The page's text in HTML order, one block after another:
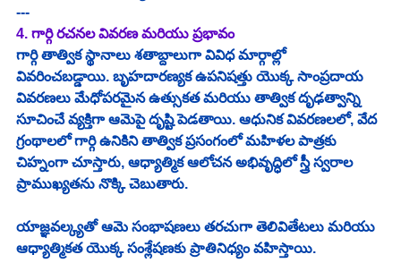
---
4. గార్గి రచనల వివరణ మరియు ప్రభావం
గార్గి తాత్విక స్థానాలు శతాబ్దాలుగా వివిధ మార్గాల్లో
వివరించబడ్డాయి. బృహదారణ్యక ఉపనిషత్తు యొక్క సాంప్రదాయ
వివరణలు మేధోపరమైన ఉత్సుకత మరియు తాత్విక దృఢత్వాన్ని
సూచించే వ్యక్తిగా ఆమెపై దృష్టి పెడతాయి. ఆధునిక వివరణలలో, వేద
గ్రంథాలలో గార్గి ఉనికిని తాత్విక ప్రసంగంలో మహిళల పాత్రకు
చిహ్నంగా చూస్తారు, ఆధ్యాత్మిక ఆలోచన అభివృద్ధిలో స్త్రీ స్వరాల
ప్రాముఖ్యతను నొక్కి చెబుతారు.
యాజ్ఞవల్క్యతో ఆమె సంభాషణలు తరచుగా తెలివితేటలు మరియు
ఆధ్యాత్మికత యొక్క సంశ్లేషణకు ప్రాతినిధ్యం వహిస్తాయి.